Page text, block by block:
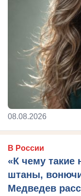
08.08.2026
В России
«К чему
штаны,
Медведев